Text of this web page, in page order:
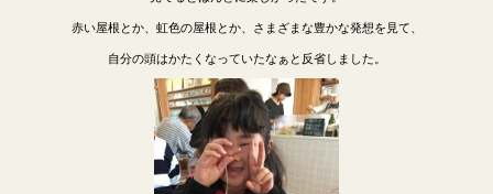
赤い屋根とか、虹色の屋根とか、さまざまな豊かな発想を見て、
自分の頭はかたくなっていたなぁと反省しました。